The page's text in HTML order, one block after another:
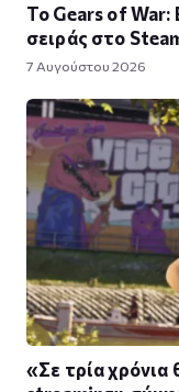
Το Gears of War:
σειράς στο
7 Αυγούστου 2026
«Σε τρία χρόνια